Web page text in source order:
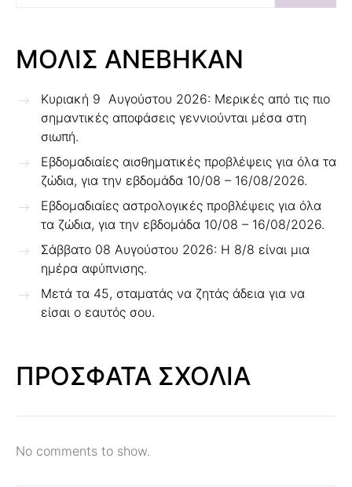
ΜΟΛΙΣ ΑΝΕΒΗΚΑΝ
Κυριακή 9 Αυγούστου 2026: Μερικές από τις πιο
σημαντικές αποφάσεις γεννιούνται μέσα στη
σιωπή.
Εβδομαδιαίες αισθηματικές προβλέψεις για όλα τα
ζώδια, για την εβδομάδα 10/08 – 16/08/2026.
Εβδομαδιαίες αστρολογικές προβλέψεις για όλα
τα ζώδια, για την εβδομάδα 10/08 – 16/08/2026.
Σάββατο 08 Αυγούστου 2026: Η 8/8 είναι μια
ημέρα αφύπνισης.
Μετά τα 45, σταματάς να ζητάς άδεια για να
είσαι ο εαυτός σου.
ΠΡΟΣΦΑΤΑ ΣΧΟΛΙΑ
No comments to show.